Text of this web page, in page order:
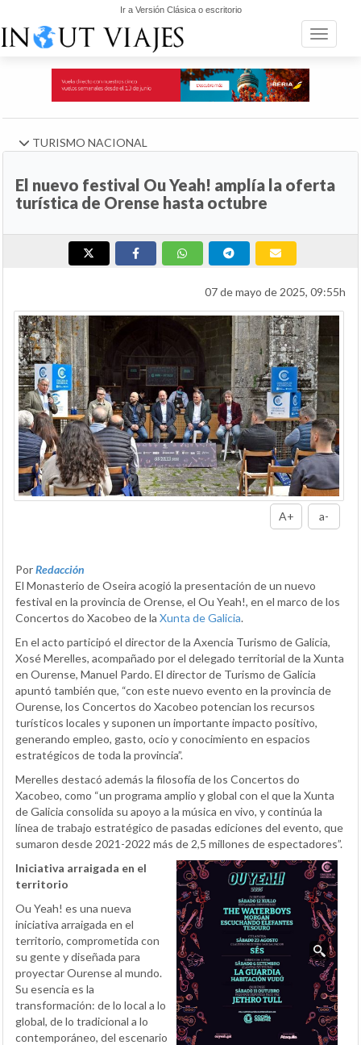
Ir a Versión Clásica o escritorio
Toggle
TURISMO NACIONAL
El nuevo festival Ou Yeah! amplía la oferta
turística de Orense hasta octubre
07 de mayo de 2025, 09:55h
A+ a-
PorRedacción
El Monasterio de Oseira acogió la presentación de un nuevo
festival en la provincia de Orense, el Ou Yeah!, en el marco de los
Concertos do Xacobeo de la Xunta de Galicia.
En el acto participó el director de la Axencia Turismo de Galicia,
Xosé Merelles, acompañado por el delegado territorial de la Xunta
en Ourense, Manuel Pardo. El director de Turismo de Galicia
apuntó también que, “con este nuevo evento en la provincia de
Ourense, los Concertos do Xacobeo potencian los recursos
turísticos locales y suponen un importante impacto positivo,
generando empleo, gasto, ocio y conocimiento en espacios
estratégicos de toda la provincia”.
Merelles destacó además la filosofía de los Concertos do
Xacobeo, como “un programa amplio y global con el que la Xunta
de Galicia consolida su apoyo a la música en vivo, y continúa la
línea de trabajo estratégico de pasadas ediciones del evento, que
sumaron desde 2021-2022 más de 2,5 millones de espectadores”.
Iniciativa arraigada en el
territorio
Ou Yeah! es una nueva
iniciativa arraigada en el
territorio, comprometida con
su gente y diseñada para
proyectar Ourense al mundo.
Su esencia es la
transformación: de lo local a lo
global, de lo tradicional a lo
contemporáneo, del escenario